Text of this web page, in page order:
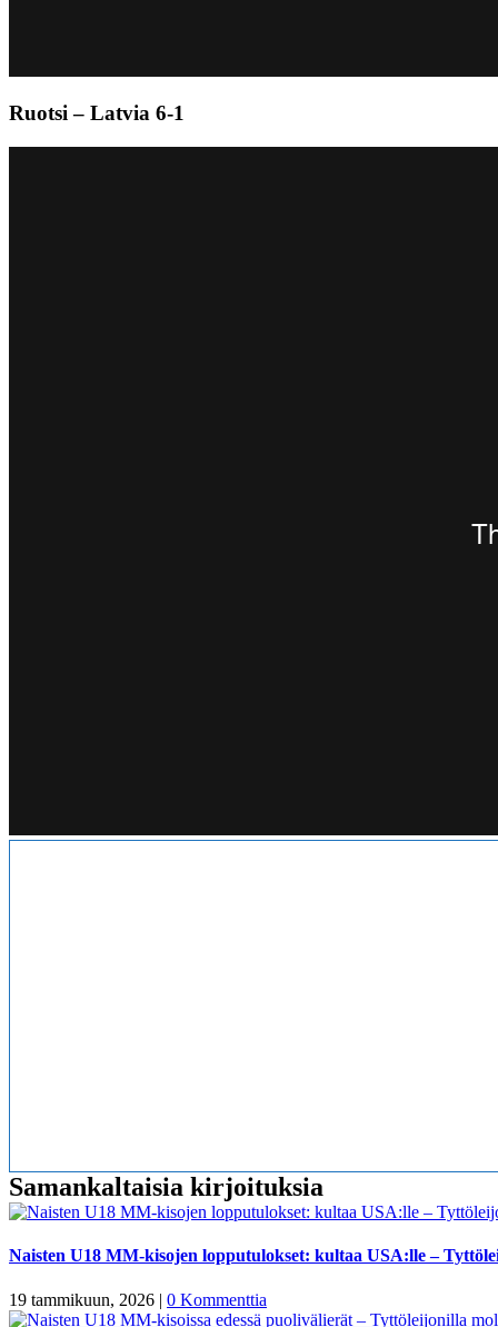
Ruotsi – Latvia 6-1
Samankaltaisia kirjoituksia
Naisten U18 MM-kisojen lopputulokset: kultaa USA:lle –
19 tammikuun, 2026 | 0 Kommenttia